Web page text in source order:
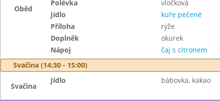
Oběd
Polévka
vločková
Jídlo
kuře pečené
Příloha
rýže
Doplněk
okurek
Nápoj
čaj s citronem
Svačina (14:30 - 15:00)
Svačina
Jídlo bábovka, kakao